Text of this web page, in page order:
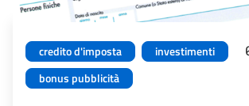
credito d'imposta
investimenti
bonus pubblicità